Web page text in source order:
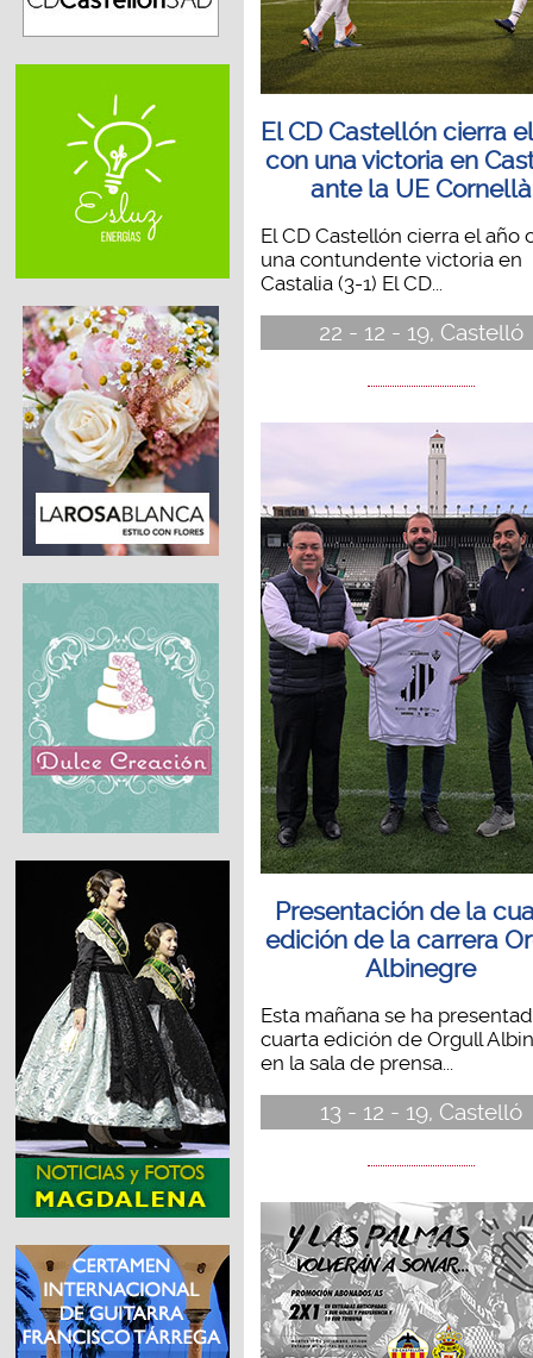
El CD Castellón cierra
con una victoria en
ante la UE Cornellà
El CD Castellón cierra el año
una contundente victoria en
Castalia (3-1) El CD...
22 - 12 - 19, Castelló
Presentación de la
edición de la carrera
Albinegre
Esta mañana se ha
cuarta edición de Orgull
en la sala de prensa...
13 - 12 - 19, Castelló